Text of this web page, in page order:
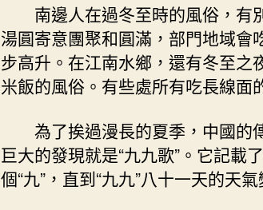
南邊人在過冬至時的風俗，有
湯圓寄意團聚和圓滿，部門地域會
步高升。在江南水鄉，還有冬至之
米飯的風俗。有些處所有吃長線面
為了挨過漫長的夏季，中國的
巨大的發現就是“九九歌”。它記載
個“九”，直到“九九”八十一天的天